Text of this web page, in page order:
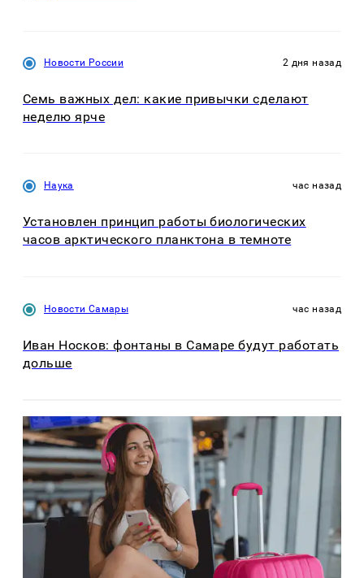
Новости России 2 дня назад
Семь важных дел: какие привычки сделают
неделю ярче
Наука час назад
Установлен принцип работы биологических
часов арктического планктона в темноте
Новости Самары час назад
Иван Носков: фонтаны в Самаре будут работать
дольше